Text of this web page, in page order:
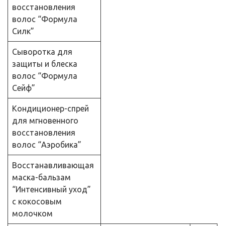
восстановления
волос “Формула
Силк”
Сыворотка для
защиты и блеска
волос “Формула
Сейф”
Кондиционер-спрей
для мгновенного
восстановления
волос “Аэробика”
Восстанавливающая
маска-бальзам
“Интенсивный уход”
с кокосовым
молочком